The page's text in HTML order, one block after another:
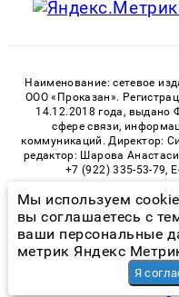
Наименование: сетевое
ООО «Проказан».
14.12.2018 года, выдано
сфере связи,
коммуникаций. Директор:
редактор: Шарова
+7 (922) 335-53-79,
«На информационном
технологии
информации на основе
сведений, относящихся к
«Интернет»,
Федерации)».
технологий в виджетах
Мы используем
вы соглашаетесь с
ваши персональные
метрик Яндекс
Я